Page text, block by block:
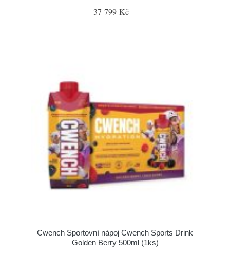
37 799 Kč
Cwench Sportovní nápoj Cwench Sports Drink
Golden Berry 500ml (1ks)